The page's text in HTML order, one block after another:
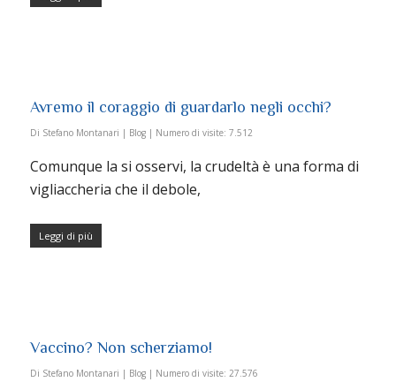
Avremo il coraggio di guardarlo negli occhi?
Di Stefano Montanari | Blog | Numero di visite: 7.512
Comunque la si osservi, la crudeltà è una forma di
vigliaccheria che il debole,
Leggi di più
Vaccino? Non scherziamo!
Di Stefano Montanari | Blog | Numero di visite: 27.576